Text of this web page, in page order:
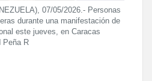
07/05/2026.- Personas
durante una manifestación de
este jueves, en Caracas
Peña R